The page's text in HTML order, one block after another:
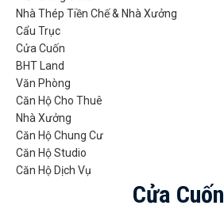
Nhà Thép Tiền Chế & Nhà Xưởng
Cẩu Trục
Cửa Cuốn
BHT Land
Văn Phòng
Căn Hộ Cho Thuê
Nhà Xưởng
Căn Hộ Chung Cư
Căn Hộ Studio
Căn Hộ Dịch Vụ
Cửa Cuốn